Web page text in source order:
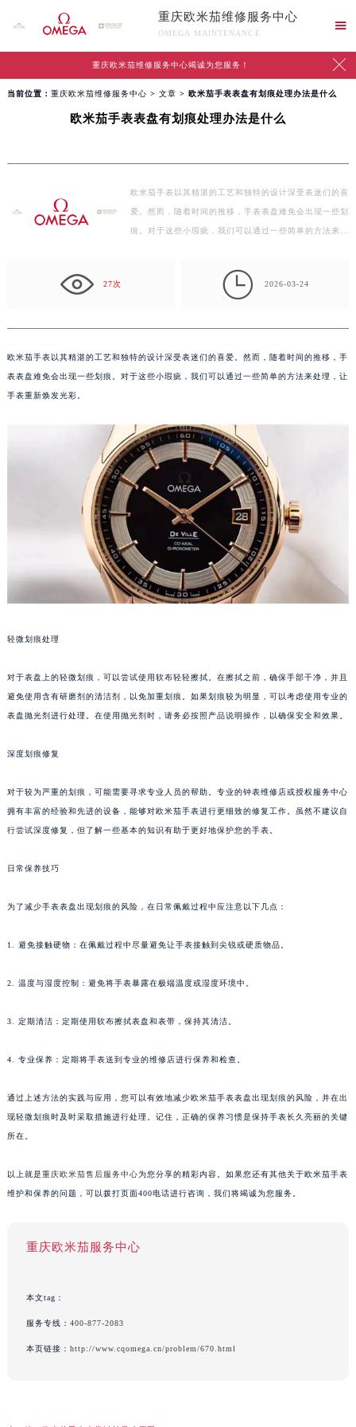
重庆欧米茄维修服务中心
OMEGA MAINTENANCE

重庆欧米茄维修服务中心竭诚为您服务！ 
当前位置： 重庆欧米茄维修服务中心 > 文章 > 欧米茄手表表盘有划痕处理办法是什么
欧米茄手表表盘有划痕处理办法是什么
欧米茄手表以其精湛的工艺和独特的设计深受表迷们的喜
爱。然而，随着时间的推移，手表表盘难免会出现一些划
痕。对于这些小瑕疵，我们可以通过一些简单的方法来…
27次  2026-03-24
欧米茄手表以其精湛的工艺和独特的设计深受表迷们的喜爱。然而，随着时间的推移，手
表表盘难免会出现一些划痕。对于这些小瑕疵，我们可以通过一些简单的方法来处理，让
手表重新焕发光彩。
轻微划痕处理
对于表盘上的轻微划痕，可以尝试使用软布轻轻擦拭。在擦拭之前，确保手部干净，并且
避免使用含有研磨剂的清洁剂，以免加重划痕。如果划痕较为明显，可以考虑使用专业的
表盘抛光剂进行处理。在使用抛光剂时，请务必按照产品说明操作，以确保安全和效果。
深度划痕修复
对于较为严重的划痕，可能需要寻求专业人员的帮助。专业的钟表维修店或授权服务中心
拥有丰富的经验和先进的设备，能够对欧米茄手表进行更细致的修复工作。虽然不建议自
行尝试深度修复，但了解一些基本的知识有助于更好地保护您的手表。
日常保养技巧
为了减少手表表盘出现划痕的风险，在日常佩戴过程中应注意以下几点：
1. 避免接触硬物：在佩戴过程中尽量避免让手表接触到尖锐或硬质物品。
2. 温度与湿度控制：避免将手表暴露在极端温度或湿度环境中。
3. 定期清洁：定期使用软布擦拭表盘和表带，保持其清洁。
4. 专业保养：定期将手表送到专业的维修店进行保养和检查。
通过上述方法的实践与应用，您可以有效地减少欧米茄手表表盘出现划痕的风险，并在出
现轻微划痕时及时采取措施进行处理。记住，正确的保养习惯是保持手表长久亮丽的关键
所在。
以上就是重庆欧米茄售后服务中心为您分享的精彩内容。如果您还有其他关于欧米茄手表
维护和保养的问题，可以拨打页面400电话进行咨询，我们将竭诚为您服务。
重庆欧米茄服务中心
本文tag：
服务专线： 400-877-2083
本页链接： http://www.cqomega.cn/problem/670.html